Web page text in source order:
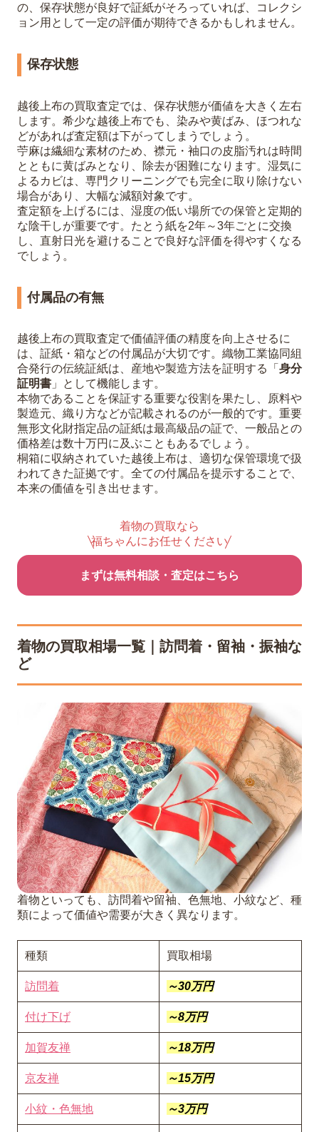
の、保存状態が良好で証紙がそろっていれば、コレクシ
ョン用として一定の評価が期待できるかもしれません。
保存状態
越後上布の買取査定では、保存状態が価値を大きく左右
します。希少な越後上布でも、染みや黄ばみ、ほつれな
どがあれば査定額は下がってしまうでしょう。
苧麻は繊細な素材のため、襟元・袖口の皮脂汚れは時間
とともに黄ばみとなり、除去が困難になります。湿気に
よるカビは、専門クリーニングでも完全に取り除けない
場合があり、大幅な減額対象です。
査定額を上げるには、湿度の低い場所での保管と定期的
な陰干しが重要です。たとう紙を2年～3年ごとに交換
し、直射日光を避けることで良好な評価を得やすくなる
でしょう。
付属品の有無
越後上布の買取査定で価値評価の精度を向上させるに
は、証紙・箱などの付属品が大切です。織物工業協同組
合発行の伝統証紙は、産地や製造方法を証明する「 身分
証明書 」として機能します。
本物であることを保証する重要な役割を果たし、原料や
製造元、織り方などが記載されるのが一般的です。重要
無形文化財指定品の証紙は最高級品の証で、一般品との
価格差は数十万円に及ぶこともあるでしょう。
桐箱に収納されていた越後上布は、適切な保管環境で扱
われてきた証拠です。全ての付属品を提示することで、
本来の価値を引き出せます。
着物の買取なら
福ちゃんにお任せください
まずは無料相談・査定はこちら
着物の買取相場一覧｜訪問着・留袖・振袖な
ど
着物といっても、訪問着や留袖、色無地、小紋など、種
類によって価値や需要が大きく異なります。
種類 買取相場
訪問着 ～30万円
付け下げ ～8万円
加賀友禅 ～18万円
京友禅 ～15万円
小紋・色無地 ～3万円